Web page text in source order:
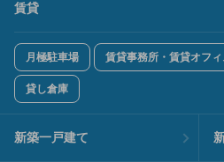
賃貸
月極駐車場 賃貸事務所・賃貸オフィ
貸し倉庫
新築一戸建て